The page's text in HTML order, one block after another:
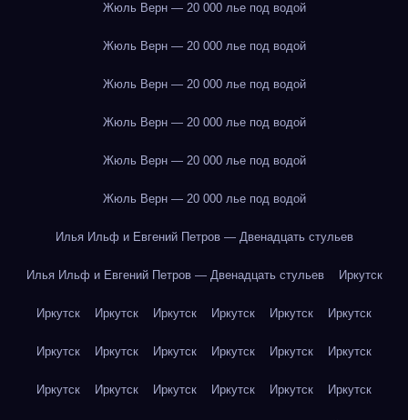
Жюль Верн — 20 000 лье под водой
Жюль Верн — 20 000 лье под водой
Жюль Верн — 20 000 лье под водой
Жюль Верн — 20 000 лье под водой
Жюль Верн — 20 000 лье под водой
Жюль Верн — 20 000 лье под водой
Илья Ильф и Евгений Петров — Двенадцать стульев
Илья Ильф и Евгений Петров — Двенадцать стульев Иркутск
Иркутск Иркутск Иркутск Иркутск Иркутск Иркутск
Иркутск Иркутск Иркутск Иркутск Иркутск Иркутск
Иркутск Иркутск Иркутск Иркутск Иркутск Иркутск